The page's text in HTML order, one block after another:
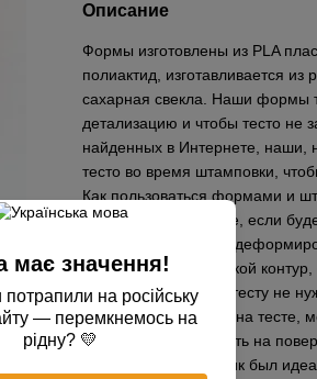
Описание
Формы изготовлены из PLA
полиактид, изготавливается
сахарная свекла. Наши формы
детализацию и чтобы тесто не
найденных в Интернете, наши,
тесто во время штамповки,
Как пользоваться формами и
пергаментной бумаге, если
противень, чтобы не
выдавливаете вырубкой
прижимать сильно к тесту не
перед применением на тесте,
желательно приложить на
для того чтобы пряник был
має значення!
на російську
— перемкнемось на
рідну? 💛